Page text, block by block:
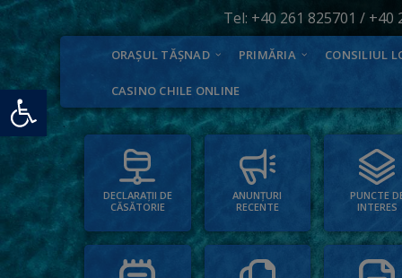
Deschide bara de unelte
Tel: +40 261 825701 / +40
ORAȘUL TĂȘNAD PRIMĂRIA CONSILIUL
CASINO CHILE ONLINE
DECLARAȚII DE
CĂSĂTORIE
ANUNȚURI
RECENTE
PUNCTE
INTERES